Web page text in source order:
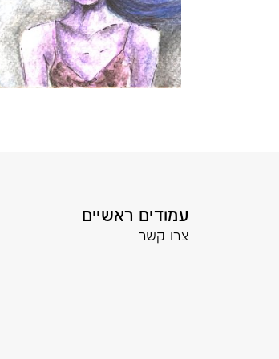
עמודים ראשיים
צרו קשר